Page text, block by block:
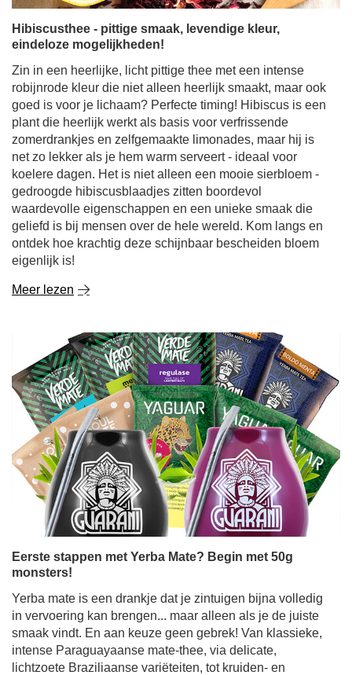
Hibiscusthee - pittige smaak, levendige kleur,
eindeloze mogelijkheden!
Zin in een heerlijke, licht pittige thee met een intense
robijnrode kleur die niet alleen heerlijk smaakt, maar ook
goed is voor je lichaam? Perfecte timing! Hibiscus is een
plant die heerlijk werkt als basis voor verfrissende
zomerdrankjes en zelfgemaakte limonades, maar hij is
net zo lekker als je hem warm serveert - ideaal voor
koelere dagen. Het is niet alleen een mooie sierbloem -
gedroogde hibiscusblaadjes zitten boordevol
waardevolle eigenschappen en een unieke smaak die
geliefd is bij mensen over de hele wereld. Kom langs en
ontdek hoe krachtig deze schijnbaar bescheiden bloem
eigenlijk is!
Meer lezen
Eerste stappen met Yerba Mate? Begin met 50g
monsters!
Yerba mate is een drankje dat je zintuigen bijna volledig
in vervoering kan brengen... maar alleen als je de juiste
smaak vindt. En aan keuze geen gebrek! Van klassieke,
intense Paraguayaanse mate-thee, via delicate,
lichtzoete Braziliaanse variëteiten, tot kruiden- en